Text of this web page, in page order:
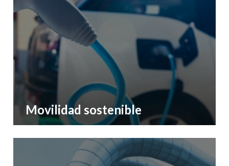
Movilidad sostenible